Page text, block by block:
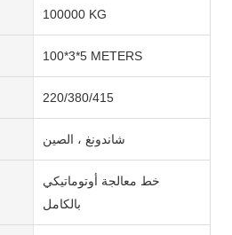
100000 KG
100*3*5 METERS
220/380/415
شاندونغ ، الصين
خط معالجة أوتوماتيكي
بالكامل